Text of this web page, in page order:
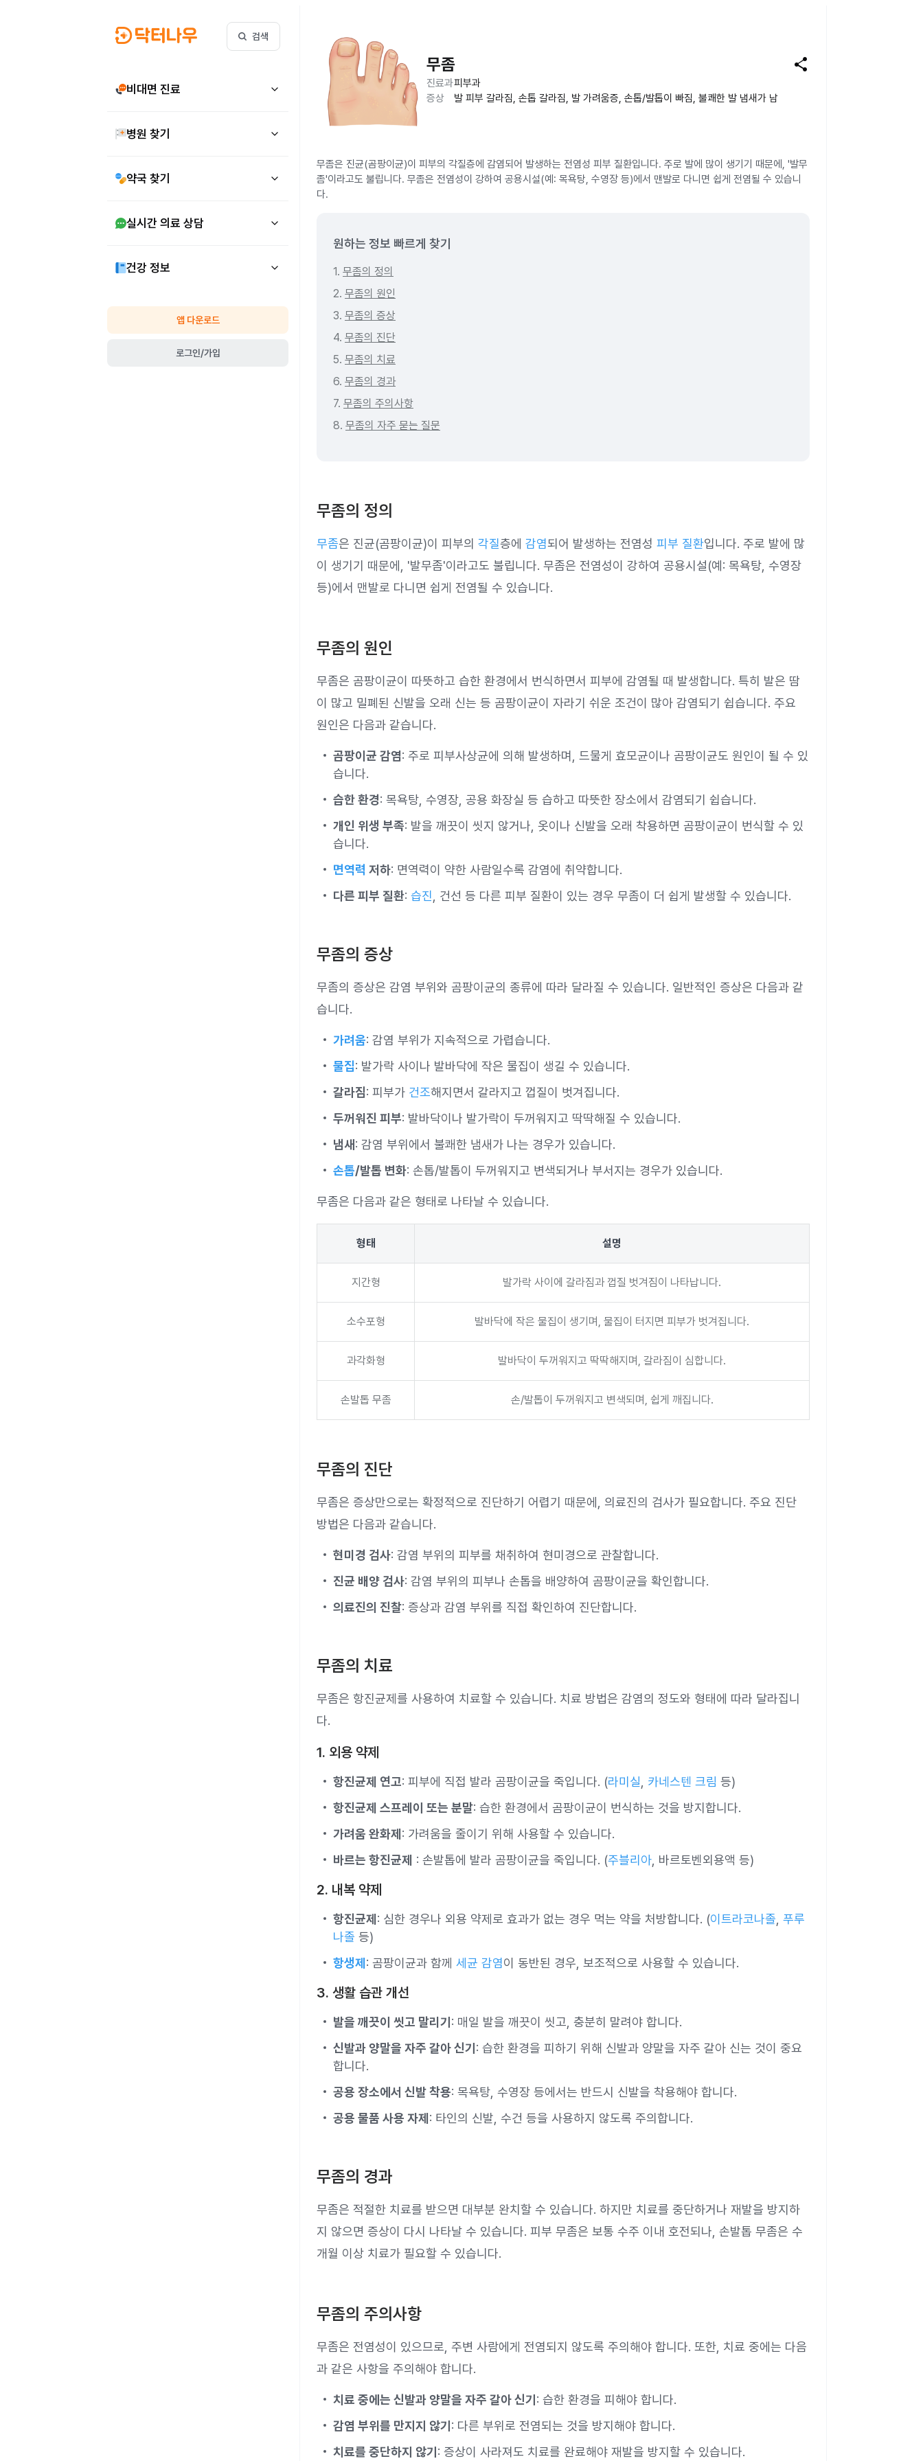
검색
비대면 진료
병원 찾기
약국 찾기
실시간 의료 상담
건강 정보
앱 다운로드
로그인/가입
무좀 share
진료과피부과
증상
발 피부 갈라짐, 손톱 갈라짐, 발 가려움증, 손톱/발톱이 빠짐, 불쾌한 발 냄새가 남
무좀은 진균(곰팡이균)이 피부의 각질층에 감염되어 발생하는 전염성 피부 질환입니다. 주로 발에 많이 생기기 때문에, '발무
좀'이라고도 불립니다. 무좀은 전염성이 강하여 공용시설(예: 목욕탕, 수영장 등)에서 맨발로 다니면 쉽게 전염될 수 있습니
다.
원하는 정보 빠르게 찾기
1. 무좀의 정의
2. 무좀의 원인
3. 무좀의 증상
4. 무좀의 진단
5. 무좀의 치료
6. 무좀의 경과
7. 무좀의 주의사항
8. 무좀의 자주 묻는 질문
무좀의 정의
무좀은 진균(곰팡이균)이 피부의 각질층에 감염되어 발생하는 전염성 피부 질환입니다. 주로 발에 많
이 생기기 때문에, '발무좀'이라고도 불립니다. 무좀은 전염성이 강하여 공용시설(예: 목욕탕, 수영장
등)에서 맨발로 다니면 쉽게 전염될 수 있습니다.
무좀의 원인
무좀은 곰팡이균이 따뜻하고 습한 환경에서 번식하면서 피부에 감염될 때 발생합니다. 특히 발은 땀
이 많고 밀폐된 신발을 오래 신는 등 곰팡이균이 자라기 쉬운 조건이 많아 감염되기 쉽습니다. 주요
원인은 다음과 같습니다.
곰팡이균 감염: 주로 피부사상균에 의해 발생하며, 드물게 효모균이나 곰팡이균도 원인이 될 수 있
습니다.
습한 환경: 목욕탕, 수영장, 공용 화장실 등 습하고 따뜻한 장소에서 감염되기 쉽습니다.
개인 위생 부족: 발을 깨끗이 씻지 않거나, 옷이나 신발을 오래 착용하면 곰팡이균이 번식할 수 있
습니다.
면역력 저하: 면역력이 약한 사람일수록 감염에 취약합니다.
다른 피부 질환: 습진 , 건선 등 다른 피부 질환이 있는 경우 무좀이 더 쉽게 발생할 수 있습니다.
무좀의 증상
무좀의 증상은 감염 부위와 곰팡이균의 종류에 따라 달라질 수 있습니다. 일반적인 증상은 다음과 같
습니다.
가려움: 감염 부위가 지속적으로 가렵습니다.
물집: 발가락 사이나 발바닥에 작은 물집이 생길 수 있습니다.
갈라짐: 피부가 건조해지면서 갈라지고 껍질이 벗겨집니다.
두꺼워진 피부: 발바닥이나 발가락이 두꺼워지고 딱딱해질 수 있습니다.
냄새: 감염 부위에서 불쾌한 냄새가 나는 경우가 있습니다.
손톱/발톱 변화: 손톱/발톱이 두꺼워지고 변색되거나 부서지는 경우가 있습니다.
무좀은 다음과 같은 형태로 나타날 수 있습니다.
형태 설명
지간형 발가락 사이에 갈라짐과 껍질 벗겨짐이 나타납니다.
소수포형 발바닥에 작은 물집이 생기며, 물집이 터지면 피부가 벗겨집니다.
과각화형 발바닥이 두꺼워지고 딱딱해지며, 갈라짐이 심합니다.
손발톱 무좀 손/발톱이 두꺼워지고 변색되며, 쉽게 깨집니다.
무좀의 진단
무좀은 증상만으로는 확정적으로 진단하기 어렵기 때문에, 의료진의 검사가 필요합니다. 주요 진단
방법은 다음과 같습니다.
현미경 검사: 감염 부위의 피부를 채취하여 현미경으로 관찰합니다.
진균 배양 검사: 감염 부위의 피부나 손톱을 배양하여 곰팡이균을 확인합니다.
의료진의 진찰: 증상과 감염 부위를 직접 확인하여 진단합니다.
무좀의 치료
무좀은 항진균제를 사용하여 치료할 수 있습니다. 치료 방법은 감염의 정도와 형태에 따라 달라집니
다.
1. 외용 약제
항진균제 연고: 피부에 직접 발라 곰팡이균을 죽입니다. (라미실 카네스텐 크림 등)
항진균제 스프레이 또는 분말: 습한 환경에서 곰팡이균이 번식하는 것을 방지합니다.
가려움 완화제 : 가려움을 줄이기 위해 사용할 수 있습니다.
바르는 항진균제 : 손발톱에 발라 곰팡이균을 죽입니다. (주블리아 , 바르토벤외용액 등)
2. 내복 약제
항진균제 : 심한 경우나 외용 약제로 효과가 없는 경우 먹는 약을 처방합니다. (이트라코나졸 푸루
나졸 등)
항생제 : 곰팡이균과 함께 세균 감염이 동반된 경우, 보조적으로 사용할 수 있습니다.
3. 생활 습관 개선
발을 깨끗이 씻고 말리기 : 매일 발을 깨끗이 씻고, 충분히 말려야 합니다.
신발과 양말을 자주 갈아 신기 : 습한 환경을 피하기 위해 신발과 양말을 자주 갈아 신는 것이 중요
합니다.
공용 장소에서 신발 착용: 목욕탕, 수영장 등에서는 반드시 신발을 착용해야 합니다.
공용 물품 사용 자제 : 타인의 신발, 수건 등을 사용하지 않도록 주의합니다.
무좀의 경과
무좀은 적절한 치료를 받으면 대부분 완치할 수 있습니다. 하지만 치료를 중단하거나 재발을 방지하
지 않으면 증상이 다시 나타날 수 있습니다. 피부 무좀은 보통 수주 이내 호전되나, 손발톱 무좀은 수
개월 이상 치료가 필요할 수 있습니다.
무좀의 주의사항
무좀은 전염성이 있으므로, 주변 사람에게 전염되지 않도록 주의해야 합니다. 또한, 치료 중에는 다음
과 같은 사항을 주의해야 합니다.
치료 중에는 신발과 양말을 자주 갈아 신기 : 습한 환경을 피해야 합니다.
감염 부위를 만지지 않기 : 다른 부위로 전염되는 것을 방지해야 합니다.
치료를 중단하지 않기 : 증상이 사라져도 치료를 완료해야 재발을 방지할 수 있습니다.